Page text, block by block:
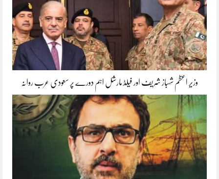
وزیر اعظم شہباز شریف اور فیلڈ مارشل اہم دورے پر سعودی عرب روانہ